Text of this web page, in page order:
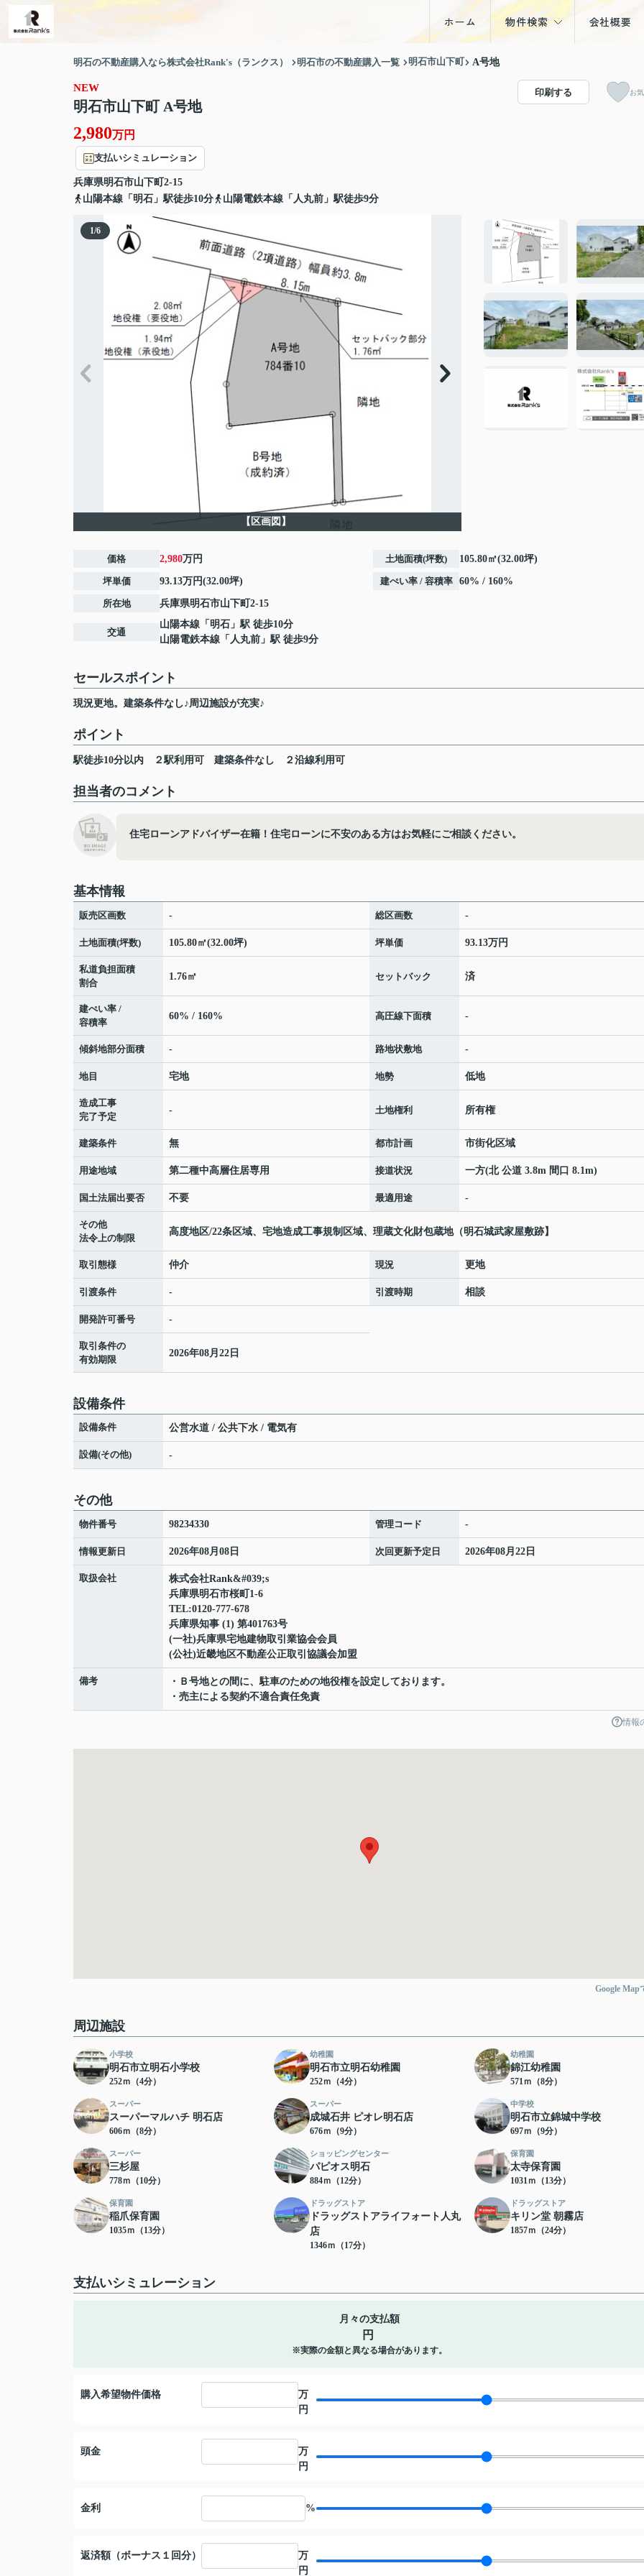
ホーム 物件検索
マンション
土地
会社概要
明石の不動産購入なら株式会社Rank's（ランクス） 明石市の不動産購入一覧 明石市山下町 A号地
NEW
明石市山下町 A号地
2,980万円
支払いシミュレーション
兵庫県明石市山下町 2-15
山陽本線「明石」駅徒歩10分
山陽電鉄本線「人丸前」駅徒歩9分
印刷する お
1/6
【区画図】
価格 2,980万円
坪単価 93.13万円(32.00坪)
所在地 兵庫県明石市山下町 2-15
交通
山陽本線 「 明石 」駅 徒歩10分
山陽電鉄本線 「 人丸前 」駅 徒歩9分
土地面積(坪数) 105.80㎡(32.00坪)
建ぺい率 / 容積率 60% / 160%
セールスポイント
現況更地。建築条件なし♪周辺施設が充実♪
ポイント
駅徒歩10分以内 ２駅利用可 建築条件なし ２沿線利用可
担当者のコメント
住宅ローンアドバイザー在籍！住宅ローンに不安のある方はお気軽にご相談ください。
基本情報
販売区画数 - 総区画数 -
土地面積(坪数) 105.80㎡(32.00坪) 坪単価 93.13万円
私道負担面積
割合
1.76㎡ セットバック 済
建ぺい率 /
容積率
60% / 160% 高圧線下面積 -
傾斜地部分面積 - 路地状敷地 -
地目 宅地 地勢 低地
造成工事
完了予定
- 土地権利 所有権
建築条件 無 都市計画 市街化区域
用途地域 第二種中高層住居専用 接道状況 一方(北 公道 3.8m 間口 8.1m)
国土法届出要否 不要 最適用途 -
その他
法令上の制限
高度地区/22条区域、宅地造成工事規制区域、理蔵文化財包蔵地（明石城武家屋敷跡】
取引態様 仲介 現況 更地
引渡条件 - 引渡時期 相談
開発許可番号 -
取引条件の
有効期限
2026年08月22日
設備条件
設備条件 公営水道 / 公共下水 / 電気有
設備(その他) -
その他
物件番号 98234330 管理コード -
情報更新日 2026年08月08日 次回更新予定日 2026年08月22日
取扱会社
株式会社Rank&#039;s
兵庫県明石市桜町1-6
TEL:0120-777-678
兵庫県知事 (1) 第401763号
(一社)兵庫県宅地建物取引業協会会員
(公社)近畿地区不動産公正取引協議会加盟
備考
・Ｂ号地との間に、駐車のための地役権を設定しております。
・売主による契約不適合責任免責
情報
Google Map
周辺施設
小学校
明石市立明石小学校
252ｍ（4分）
幼稚園
明石市立明石幼稚園
252ｍ（4分）
幼稚園
錦江幼稚園
571ｍ（8分）
スーパー
スーパーマルハチ 明石店
606ｍ（8分）
スーパー
成城石井 ピオレ明石店
676ｍ（9分）
中学校
明石市立錦城中学校
697ｍ（9分）
スーパー
三杉屋
778ｍ（10分）
ショッピングセンター
パピオス明石
884ｍ（12分）
保育園
太寺保育園
1031ｍ（13分）
保育園
稲爪保育園
1035ｍ（13分）
ドラッグストア
ドラッグストアライフォート人丸
店
1346ｍ（17分）
ドラッグストア
キリン堂 朝霧店
1857ｍ（24分）
支払いシミュレーション
月々の支払額
円
※実際の金額と異なる場合があります。
購入希望物件価格
万
円
頭金
万
円
金利 %
返済額（ボーナス１回分）
万
円